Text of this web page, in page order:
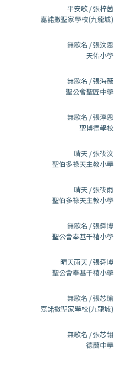
平安歌 / 張梓茵
嘉諾撒聖家學校(九龍城)
無歌名 / 張汶恩
天佑小學
無歌名 / 張海薇
聖公會聖匠中學
無歌名 / 張淳恩
聖博德學校
晴天 / 張筱汶
聖伯多祿天主教小學
晴天 / 張筱雨
聖伯多祿天主教小學
無歌名 / 張舜博
聖公會奉基千禧小學
晴天雨天 / 張舜博
聖公會奉基千禧小學
無歌名 / 張芯瑜
嘉諾撒聖家學校(九龍城)
無歌名 / 張芯翎
德蘭中學